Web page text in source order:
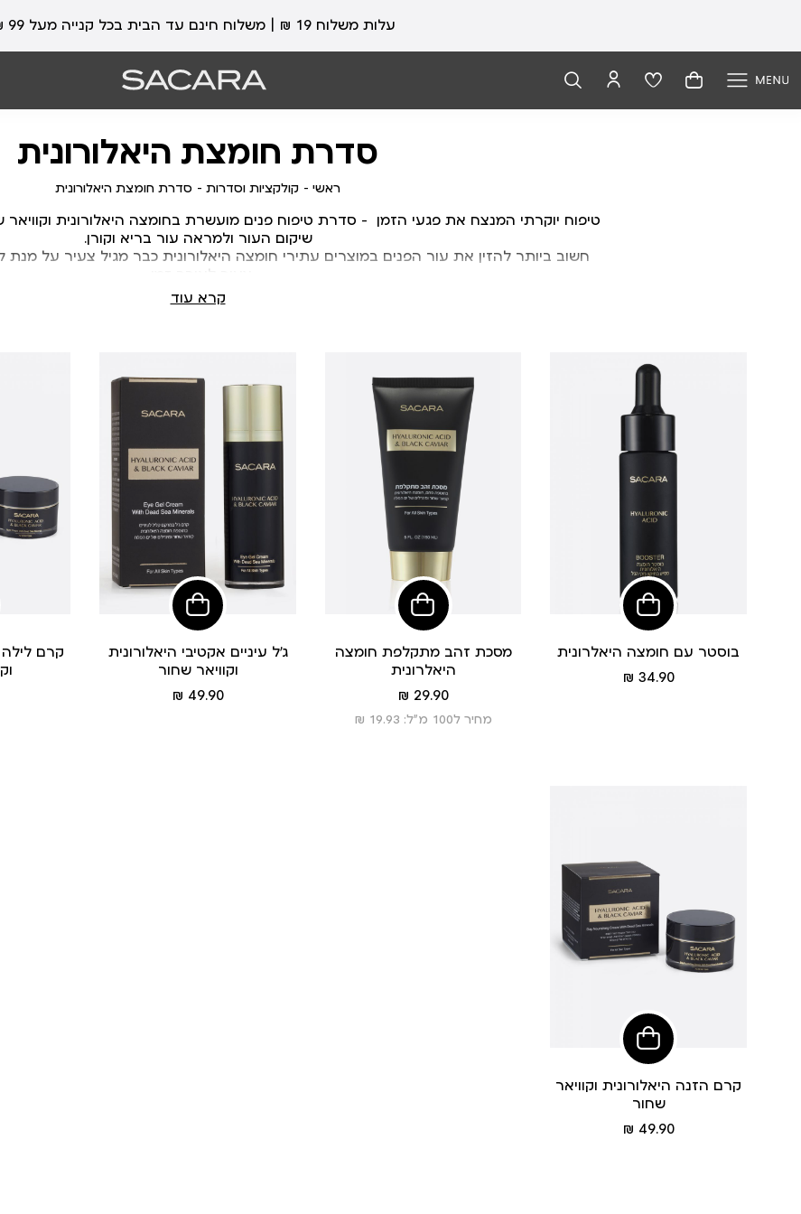
עלות משלוח 19 ₪ | משלוח חינם עד הבית בכל קנייה מעל 99 ₪
סדרת חומצת היאלורונית
ראשי ראשי
קולקציות וסדרות קולקציות
סדרת חומצת היאלורונית
היאלורונית
טיפוח יוקרתי המנצח את פגעי הזמן - סדרת טיפוח פנים מועשרת בחומצה היאלורונית וקוויאר
שיקום העור ולמראה עור בריא וקורן.
חשוב ביותר להזין את עור הפנים במוצרים עתירי חומצה היאלורונית כבר מגיל צעיר על מנת
לאורך
קרא עוד
הוסיפי
לסל
בוסטר עם חומצה היאלרונית
מחיר34.90 ₪
הוסיפי
לסל
מסכת זהב מתקלפת חומצה
היאלרונית
מחיר
מוצר
29.90 ₪
מחיר ל100 מ”ל: 19.93 ₪
הוסיפי
לסל
ג’ל עיניים אקטיבי היאלורונית
וקוויאר שחור
מחיר49.90 ₪
קרם לילה
הוסיפי
לסל
קרם הזנה היאלורונית וקוויאר
שחור
מחיר49.90 ₪